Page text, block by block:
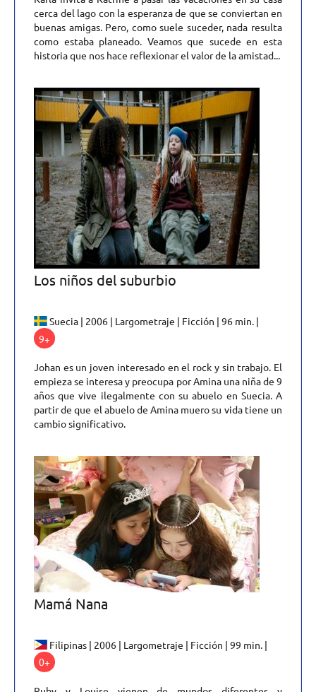
cerca del lago con la esperanza de que se conviertan en
buenas amigas. Pero, como suele suceder, nada resulta
como estaba planeado. Veamos que sucede en esta
historia que nos hace reflexionar el valor de la amistad...
Los niños del suburbio
Suecia | 2006 | Largometraje | Ficción | 96 min. |
9+
Johan es un joven interesado en el rock y sin trabajo. El
empieza se interesa y preocupa por Amina una niña de 9
años que vive ilegalmente con su abuelo en Suecia. A
partir de que el abuelo de Amina muero su vida tiene un
cambio significativo.
Mamá Nana
Filipinas | 2006 | Largometraje | Ficción | 99 min. |
0+